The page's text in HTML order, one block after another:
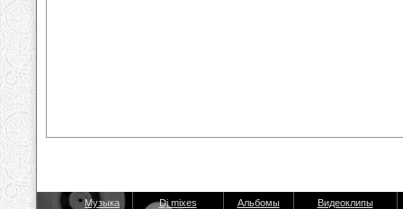
Музыка Dj mixes Альбомы
Видеоклипы